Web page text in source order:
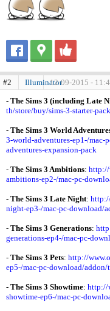
#2 Illuminator12-09-2015 -
- The Sims 3 (including Late
th/store/buy/sims-3-starter-
- The Sims 3 World
3-world-adventures-ep1-/
adventures-expansion-pack
- The Sims 3 Ambitions: http://
ambitions-ep2-/mac-pc-
- The Sims 3 Late Night:
night-ep3-/mac-pc-download/
- The Sims 3 Generations:
generations-ep4-/mac-pc-
- The Sims 3 Pets: http://
ep5-/mac-pc-download/addon/
- The Sims 3 Showtime: http://
showtime-ep6-/mac-pc-